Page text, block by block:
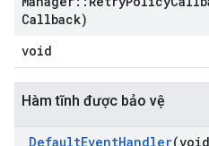
Callback)
void
Hàm tĩnh được bảo vệ
_DefaultEventHandler